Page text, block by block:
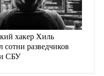
хакер Хиль
сотни разведчиков
СБУ